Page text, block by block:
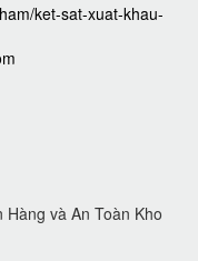
ket-sat-xuat-khau-
và An Toàn Kho